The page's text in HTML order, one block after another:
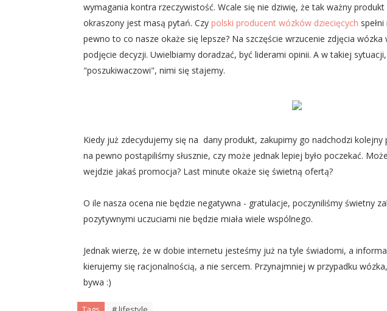
wymagania kontra rzeczywistość. Wcale się nie dziwię, że tak ważny
okraszony jest masą pytań. Czy polski producent wózków dziecięcych
pewno to co nasze okaże się lepsze? Na szczęście wrzucenie zdjęcia wózka
podjęcie decyzji. Uwielbiamy doradzać, być liderami opinii. A w takiej
"poszukiwaczowi", nimi się stajemy.
Kiedy już zdecydujemy się na dany produkt, zakupimy go nadchodzi kolejny
na pewno postąpiliśmy słusznie, czy może jednak lepiej było poczekać.
wejdzie jakaś promocja? Last minute okaże się świetną ofertą?
O ile nasza ocena nie będzie negatywna - gratulacje, poczyniliśmy świetny
pozytywnymi uczuciami nie będzie miała wiele wspólnego.
Jednak wierzę, że w dobie internetu jesteśmy już na tyle świadomi, a
kierujemy się racjonalnością, a nie sercem. Przynajmniej w przypadku
bywa :)